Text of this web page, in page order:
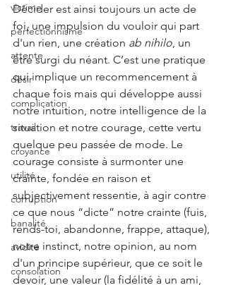
victime
perfectionnisme
attente
désir
complication
travail
croyance
utilité
corruption
banalité
avidité
consolation
Décider est ainsi toujours un acte de
foi, une impulsion du vouloir qui part
d'un rien, une création ab nihilo, un
être surgi du néant. C’est une pratique
qui implique un recommencement à
chaque fois mais qui développe aussi
notre intuition, notre intelligence de la
situation et notre courage, cette vertu
quelque peu passée de mode. Le
courage consiste à surmonter une
crainte, fondée en raison et
subjectivement ressentie, à agir contre
ce que nous “dicte” notre crainte (fuis,
rends-toi, abandonne, frappe, attaque),
notre instinct, notre opinion, au nom
d'un principe supérieur, que ce soit le
devoir, une valeur (la fidélité à un ami,